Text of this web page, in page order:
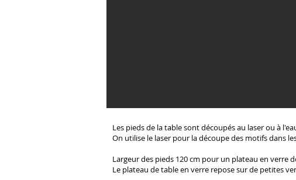
Les pieds de la table sont découpés au laser ou à
On utilise le laser pour la découpe des motifs dans
Largeur des pieds 120 cm pour un plateau en verre
Le plateau de table en verre repose sur de petites